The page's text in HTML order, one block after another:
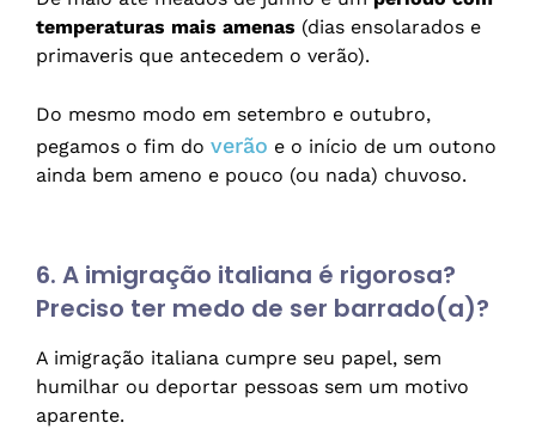
temperaturas mais amenas (dias ensolarados e
primaveris que antecedem o verão).
Do mesmo modo em setembro e outubro,
pegamos o fim do verão e o início de um outono
ainda bem ameno e pouco (ou nada) chuvoso.
6. A imigração italiana é rigorosa?
Preciso ter medo de ser barrado(a)?
A imigração italiana cumpre seu papel, sem
humilhar ou deportar pessoas sem um motivo
aparente.